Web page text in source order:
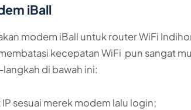
iBall
modem iBall untuk router WiFi
kecepatan WiFi pun sangat
di bawah ini:
IP sesuai merek modem lalu login;